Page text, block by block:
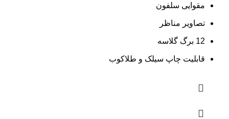
مقوایی سلفون
تصاویر مناظر
12 برگ گلاسه
قابلیت چاپ سیلک و طلاکوب